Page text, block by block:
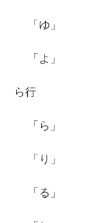
「ゆ」
「よ」
ら行
「ら」
「り」
「る」